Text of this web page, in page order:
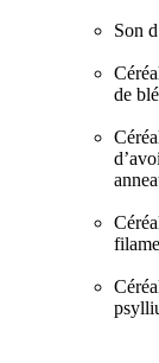
Son
de blé